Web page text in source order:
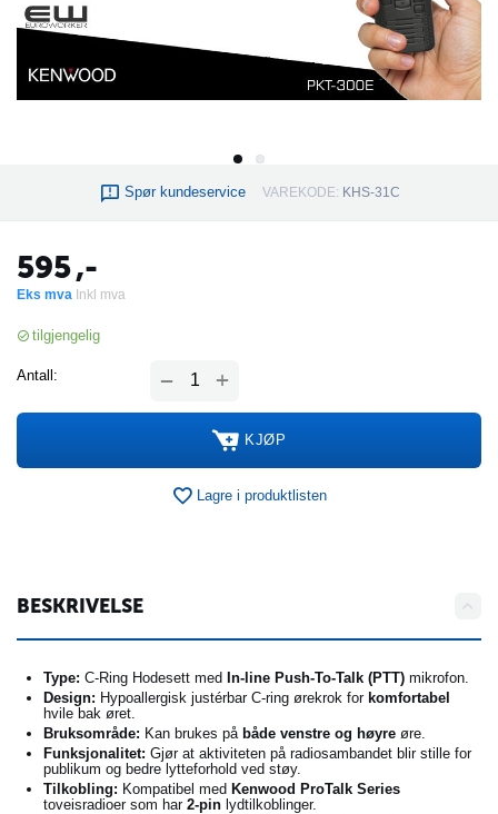
Spør kundeservice VAREKODE: KHS-31C
595,-
Eks mva Inkl mva
tilgjengelig
Antall: +
−
KJØP
Lagre i produktlisten
BESKRIVELSE
Type: C-Ring Hodesett med In-line Push-To-Talk (PTT) mikrofon.
Design: Hypoallergisk justérbar C-ring ørekrok for komfortabel
hvile bak øret.
Bruksområde: Kan brukes på både venstre og høyre øre.
Funksjonalitet: Gjør at aktiviteten på radiosambandet blir stille for
publikum og bedre lytteforhold ved støy.
Tilkobling: Kompatibel med Kenwood ProTalk Series
toveisradioer som har 2-pin lydtilkoblinger.